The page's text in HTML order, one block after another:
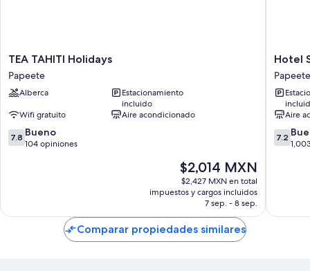
TEA
TAHITI
Holidays
Papeete
TEA TAHITI Holidays
Papeete
Alberca
Estacionamiento
incluido
Wifi gratuito
Aire acondicionado
7.8
de
7.8 Bueno
104 opiniones
El
precio
actual
de
$2,014 MXN
$2,014 MXN
$2,427 MXN en total
impuestos y cargos incluidos
7 sep. - 8 sep.
Hotel
Sarah
Nui
Papeete
Hotel
Papeete
Aire
7.2
de
7.2
Comparar propiedades similares